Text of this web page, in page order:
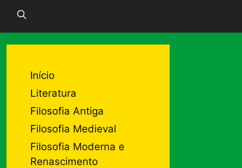
Início
Literatura
Filosofia Antiga
Filosofia Medieval
Filosofia Moderna e
Renascimento